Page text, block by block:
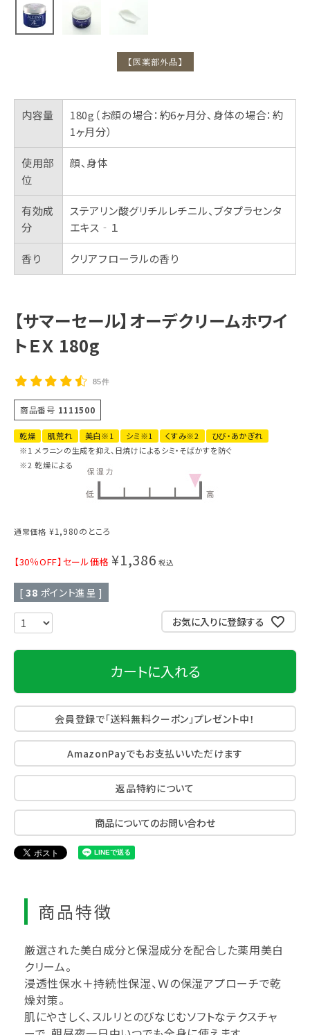
【医薬部外品】
内容量
180g（お顔の場合：約6ヶ月分、身体の場合：約
1ヶ月分）
使用部
位
顔、身体
有効成
分
ステアリン酸グリチルレチニル、ブタプラセンタ
エキス‐１
香り クリアフローラルの香り
【サマーセール】オーデクリームホワイ
トＥＸ 180g
85件
商品番号 1111500
乾燥 肌荒れ 美白※1 シミ※1 くすみ※2
ひび・あかぎれ
※1 メラニンの生成を抑え、日焼けによるシミ・そばかすを防ぐ
※2 乾燥による
通常価格 ¥1,980のところ
【30％OFF】セール価格 ¥1,386 税込
[ 38 ポイント進呈 ]
お気に入りに登録する
カートに入れる
会員登録で「送料無料クーポン」プレゼント中！
AmazonPayでもお支払いいただけます
返品特約について
商品についてのお問い合わせ
商品特徴
厳選された美白成分と保湿成分を配合した薬用美白
クリーム。
浸透性保水＋持続性保湿、Ｗの保湿アプローチで乾
燥対策。
肌にやさしく、スルリとのびなじむソフトなテクスチャ